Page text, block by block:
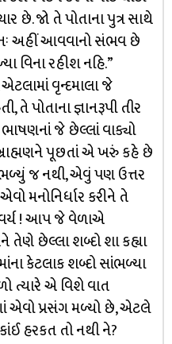
છે. જો તે પોતાના પુત્ર સાથે
અહીં આવવાનો સંભવ છે
રહીશ નહિ.”
વૃન્દમાલા જે
તે પોતાના જ્ઞાનરૂપી તીર
જે છેલ્લાં વાક્યો
પૂછતાં એ ખરું કહે છે
જ નથી, એવું પણ ઉત્તર
મનોનિર્ધાર કરીને તે
! આપ જે વેળાએ
તેણે છેલ્લા શબ્દો શા કહ્યા
કેટલાક શબ્દો સાંભળ્યા
ત્યારે એ વિશે વાત
એવો પ્રસંગ મળ્યો છે, એટલે
હરકત તો નથી ને?